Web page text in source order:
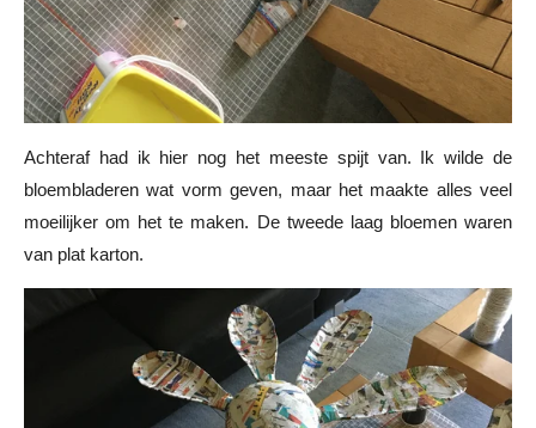
Achteraf had ik hier nog het meeste spijt van. Ik wilde de
bloembladeren wat vorm geven, maar het maakte alles veel
moeilijker om het te maken. De tweede laag bloemen waren
van plat karton.